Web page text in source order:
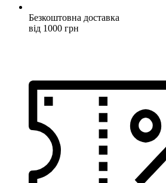
Безкоштовна доставка
від 1000 грн